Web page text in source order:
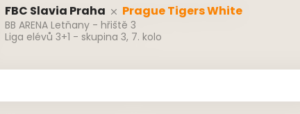
FBC Slavia Praha Prague Tigers White
BB ARENA Letňany - hřiště 3
Liga elévů 3+1 - skupina 3, 7. kolo